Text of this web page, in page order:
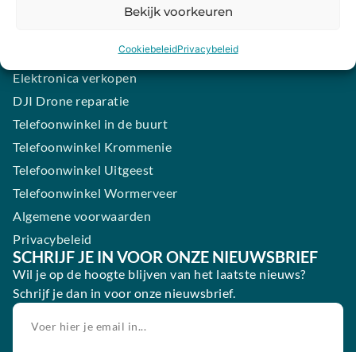
Bekijk voorkeuren
CookiebeleidPrivacybeleid
Samsung smartphone laten maken
Elektronica verkopen
DJI Drone reparatie
Telefoonwinkel in de buurt
Telefoonwinkel Krommenie
Telefoonwinkel Uitgeest
Telefoonwinkel Wormerveer
Algemene voorwaarden
Privacybeleid
SCHRIJF JE IN VOOR ONZE NIEUWSBRIEF
Wil je op de hoogte blijven van het laatste nieuws?
Schrijf je dan in voor onze nieuwsbrief.